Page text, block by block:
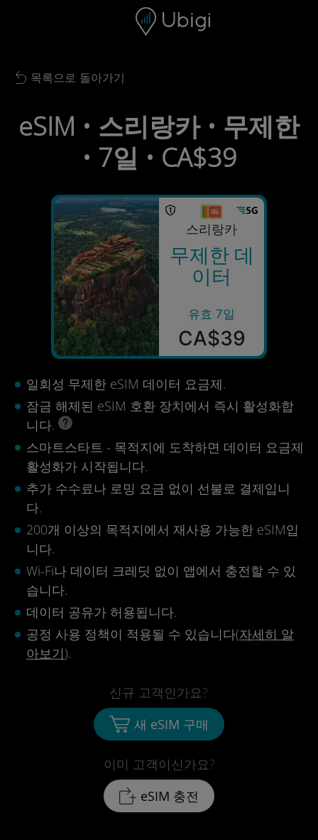
내비게이션 바 하단
Back to list
목록으로 돌아가기
eSIM • 스리랑카 • 무제한
• 7일 • CA$39
스리랑카
무제한 데
이터
유효 7일
CA$39
일회성 무제한 eSIM 데이터 요금제.
잠금 해제된 eSIM 호환 장치에서 즉시 활성화합
니다.
스마트스타트 - 목적지에 도착하면 데이터 요금제
활성화가 시작됩니다.
추가 수수료나 로밍 요금 없이 선불로 결제입니
다.
200개 이상의 목적지에서 재사용 가능한 eSIM입
니다.
Wi-Fi나 데이터 크레딧 없이 앱에서 충전할 수 있
습니다.
데이터 공유가 허용됩니다.
공정 사용 정책이 적용될 수 있습니다(자세히 알
아보기).
이미 고객이신가요?
eSIM 충전
신규 고객인가요?
새 eSIM 구매